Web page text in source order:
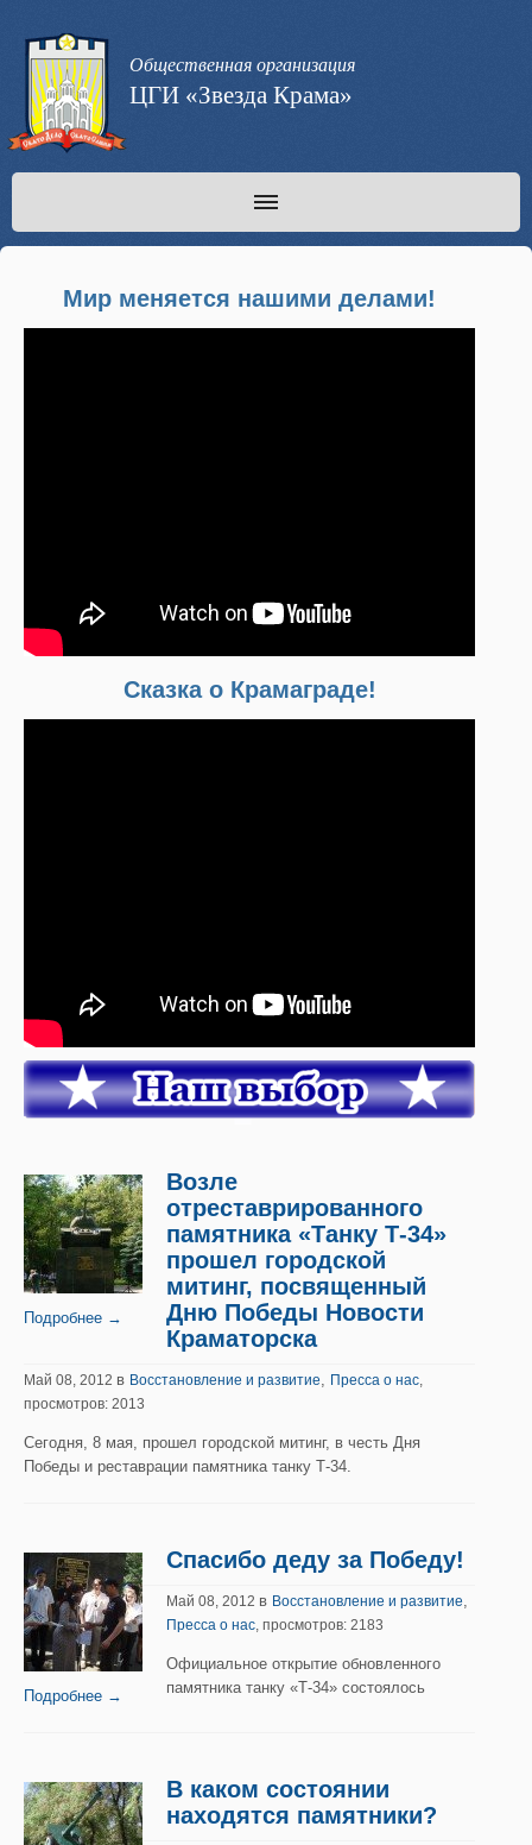
Общественная организация
ЦГИ «Звезда Крама»
Мир меняется нашими делами!
Сказка о Крамаграде!
Подробнее →
Возле
отреставрированного
памятника «Танку Т-34»
прошел городской
митинг, посвященный
Дню Победы Новости
Краматорска
Май 08, 2012 в Восстановление и развитие Пресса о нас
просмотров: 2013
Сегодня, 8 мая, прошел городской митинг, в честь Дня
Победы и реставрации памятника танку Т-34.
Подробнее →
Спасибо деду за Победу!
Май 08, 2012 в Восстановление и развитие
Пресса о нас , просмотров: 2183
Официальное открытие обновленного
памятника танку «Т-34» состоялось
В каком состоянии
находятся памятники?